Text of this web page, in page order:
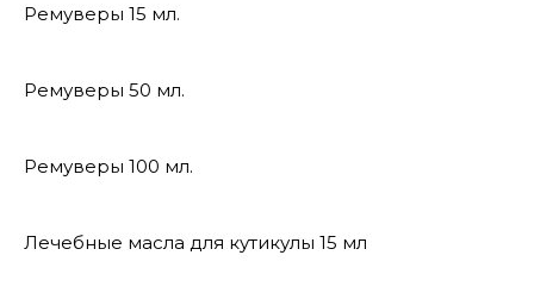
Ремуверы 15 мл.
Ремуверы 50 мл.
Ремуверы 100 мл.
Лечебные масла для кутикулы 15 мл